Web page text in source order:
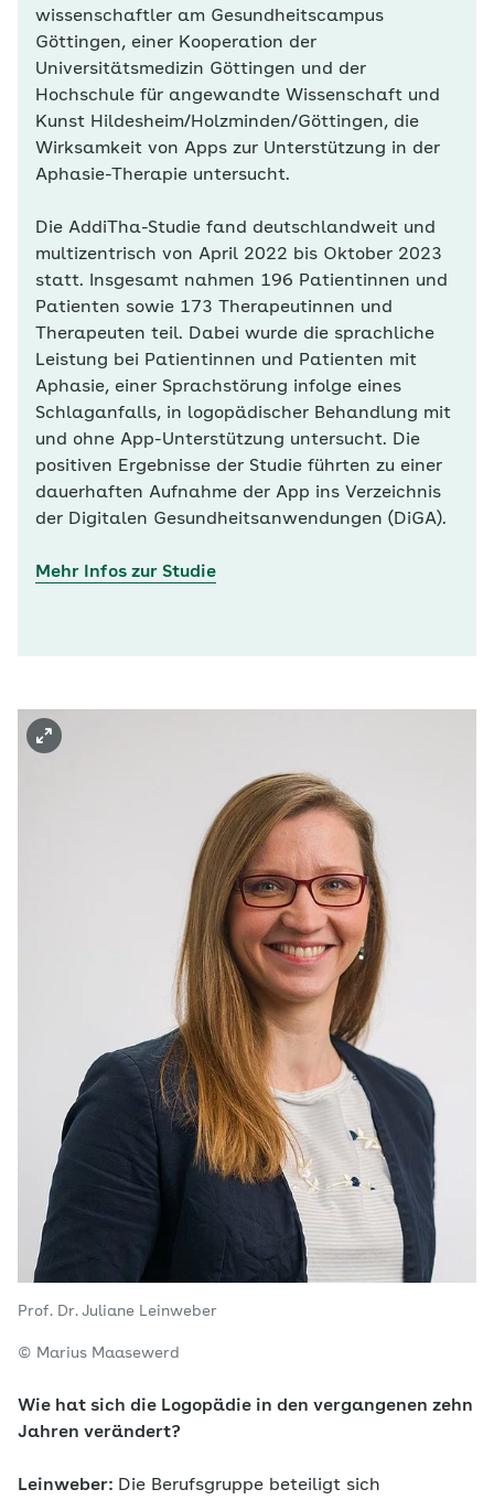
wissenschaftler am Gesundheitscampus
Göttingen, einer Kooperation der
Universitätsmedizin Göttingen und der
Hochschule für angewandte Wissenschaft und
Kunst Hildesheim/Holzminden/Göttingen, die
Wirksamkeit von Apps zur Unterstützung in der
Aphasie-Therapie untersucht.
Die AddiTha-Studie fand deutschlandweit und
multizentrisch von April 2022 bis Oktober 2023
statt. Insgesamt nahmen 196 Patientinnen und
Patienten sowie 173 Therapeutinnen und
Therapeuten teil. Dabei wurde die sprachliche
Leistung bei Patientinnen und Patienten mit
Aphasie, einer Sprachstörung infolge eines
Schlaganfalls, in logopädischer Behandlung mit
und ohne App-Unterstützung untersucht. Die
positiven Ergebnisse der Studie führten zu einer
dauerhaften Aufnahme der App ins Verzeichnis
der Digitalen Gesundheitsanwendungen (DiGA).
Mehr Infos zur Studie
Prof. Dr. Juliane Leinweber
© Marius Maasewerd
Wie hat sich die Logopädie in den vergangenen zehn
Jahren verändert?
Leinweber: Die Berufsgruppe beteiligt sich